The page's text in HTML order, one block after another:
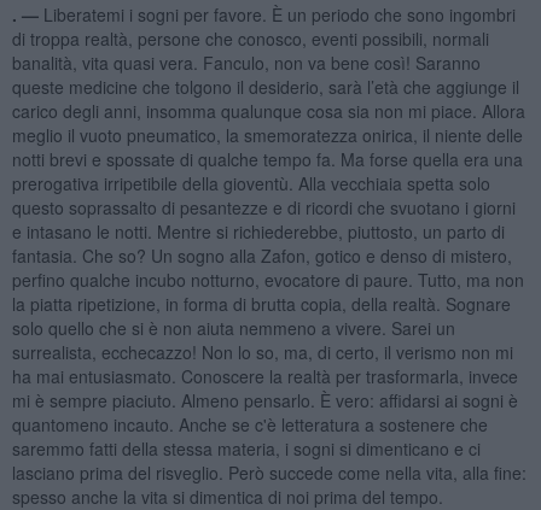
. — Liberatemi i sogni per favore. È un periodo che sono ingombri
di troppa realtà, persone che conosco, eventi possibili, normali
banalità, vita quasi vera. Fanculo, non va bene così! Saranno
queste medicine che tolgono il desiderio, sarà l’età che aggiunge il
carico degli anni, insomma qualunque cosa sia non mi piace. Allora
meglio il vuoto pneumatico, la smemoratezza onirica, il niente delle
notti brevi e spossate di qualche tempo fa. Ma forse quella era una
prerogativa irripetibile della gioventù. Alla vecchiaia spetta solo
questo soprassalto di pesantezze e di ricordi che svuotano i giorni
e intasano le notti. Mentre si richiederebbe, piuttosto, un parto di
fantasia. Che so? Un sogno alla Zafon, gotico e denso di mistero,
perfino qualche incubo notturno, evocatore di paure. Tutto, ma non
la piatta ripetizione, in forma di brutta copia, della realtà. Sognare
solo quello che si è non aiuta nemmeno a vivere. Sarei un
surrealista, ecchecazzo! Non lo so, ma, di certo, il verismo non mi
ha mai entusiasmato. Conoscere la realtà per trasformarla, invece
mi è sempre piaciuto. Almeno pensarlo. È vero: affidarsi ai sogni è
quantomeno incauto. Anche se c'è letteratura a sostenere che
saremmo fatti della stessa materia, i sogni si dimenticano e ci
lasciano prima del risveglio. Però succede come nella vita, alla fine:
spesso anche la vita si dimentica di noi prima del tempo.